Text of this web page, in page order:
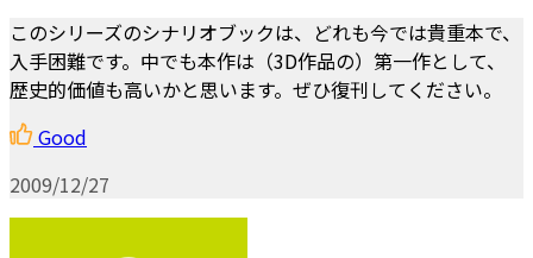
このシリーズのシナリオブックは、どれも今では貴重本で、
入手困難です。中でも本作は（3D作品の）第一作として、
歴史的価値も高いかと思います。ぜひ復刊してください。
Good
2009/12/27